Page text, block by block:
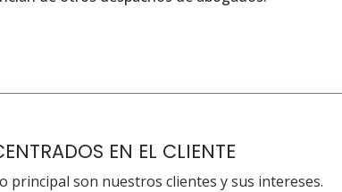
EN EL CLIENTE
principal son nuestros clientes y sus intereses.